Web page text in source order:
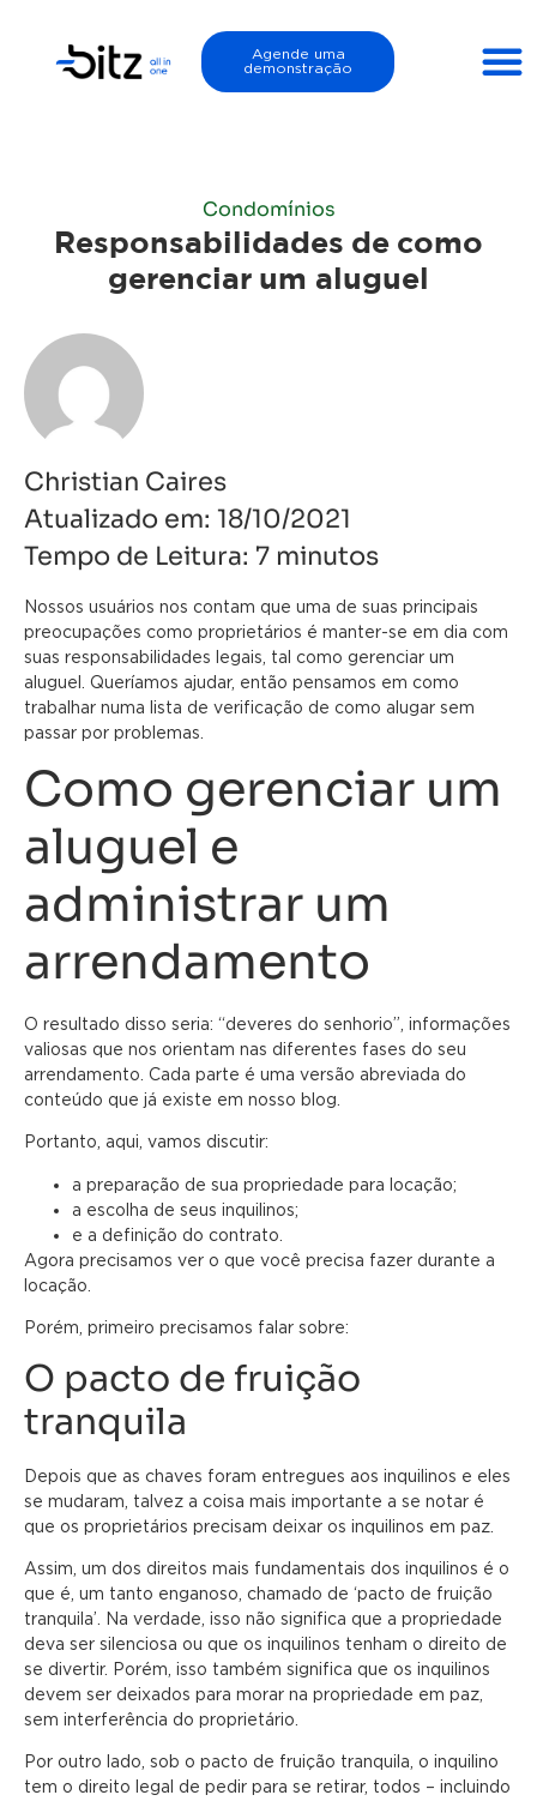
Agende uma
demonstração
Condomínios
Responsabilidades de como
gerenciar um aluguel
Christian Caires
Atualizado em: 18/10/2021
Tempo de Leitura: 7 minutos
Nossos usuários nos contam que uma de suas principais
preocupações como proprietários é manter-se em dia com
suas responsabilidades legais, tal como gerenciar um
aluguel. Queríamos ajudar, então pensamos em como
trabalhar numa lista de verificação de como alugar sem
passar por problemas.
Como gerenciar um
aluguel e
administrar um
arrendamento
O resultado disso seria: “deveres do senhorio”, informações
valiosas que nos orientam nas diferentes fases do seu
arrendamento. Cada parte é uma versão abreviada do
conteúdo que já existe em nosso blog.
Portanto, aqui, vamos discutir:
a preparação de sua propriedade para locação;
a escolha de seus inquilinos;
e a definição do contrato.
Agora precisamos ver o que você precisa fazer durante a
locação.
Porém, primeiro precisamos falar sobre:
O pacto de fruição
tranquila
Depois que as chaves foram entregues aos inquilinos e eles
se mudaram, talvez a coisa mais importante a se notar é
que os proprietários precisam deixar os inquilinos em paz.
Assim, um dos direitos mais fundamentais dos inquilinos é o
que é, um tanto enganoso, chamado de ‘pacto de fruição
tranquila’. Na verdade, isso não significa que a propriedade
deva ser silenciosa ou que os inquilinos tenham o direito de
se divertir. Porém, isso também significa que os inquilinos
devem ser deixados para morar na propriedade em paz,
sem interferência do proprietário.
Por outro lado, sob o pacto de fruição tranquila, o inquilino
tem o direito legal de pedir para se retirar, todos – incluindo